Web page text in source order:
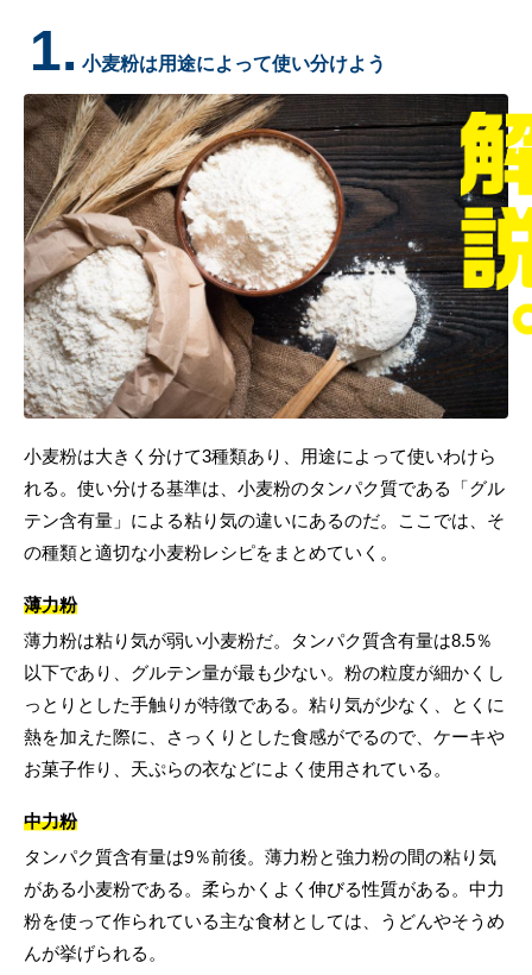
1. 小麦粉は用途によって使い分けよう
小麦粉は大きく分けて3種類あり、用途によって使いわけら
れる。使い分ける基準は、小麦粉のタンパク質である「グル
テン含有量」による粘り気の違いにあるのだ。ここでは、そ
の種類と適切な小麦粉レシピをまとめていく。
薄力粉
薄力粉は粘り気が弱い小麦粉だ。タンパク質含有量は8.5％
以下であり、グルテン量が最も少ない。粉の粒度が細かくし
っとりとした手触りが特徴である。粘り気が少なく、とくに
熱を加えた際に、さっくりとした食感がでるので、ケーキや
お菓子作り、天ぷらの衣などによく使用されている。
中力粉
タンパク質含有量は9％前後。薄力粉と強力粉の間の粘り気
がある小麦粉である。柔らかくよく伸びる性質がある。中力
粉を使って作られている主な食材としては、うどんやそうめ
んが挙げられる。